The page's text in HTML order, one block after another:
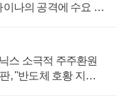
나의 공격에 수요 늘
스 소극적 주주환원
, "반도체 호황 지속